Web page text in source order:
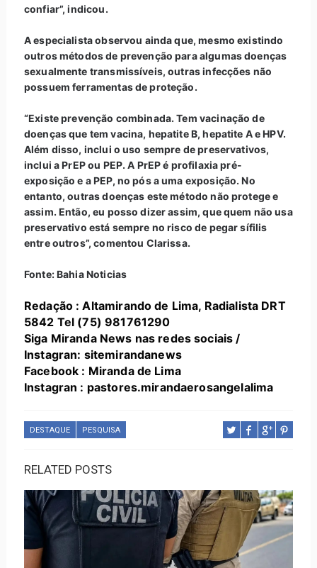
confiar”, indicou.
A especialista observou ainda que, mesmo existindo
outros métodos de prevenção para algumas doenças
sexualmente transmissíveis, outras infecções não
possuem ferramentas de proteção.
“Existe prevenção combinada. Tem vacinação de
doenças que tem vacina, hepatite B, hepatite A e HPV.
Além disso, inclui o uso sempre de preservativos,
inclui a PrEP ou PEP. A PrEP é profilaxia pré-
exposição e a PEP, no pós a uma exposição. No
entanto, outras doenças este método não protege e
assim. Então, eu posso dizer assim, que quem não usa
preservativo está sempre no risco de pegar sífilis
entre outros”, comentou Clarissa.
Fonte: Bahia Noticias
Redação : Altamirando de Lima, Radialista DRT
5842 Tel (75) 981761290
Siga Miranda News nas redes sociais /
Instagran: sitemirandanews
Facebook : Miranda de Lima
Instagran : pastores.mirandaerosangelalima
DESTAQUE PESQUISA
RELATED POSTS